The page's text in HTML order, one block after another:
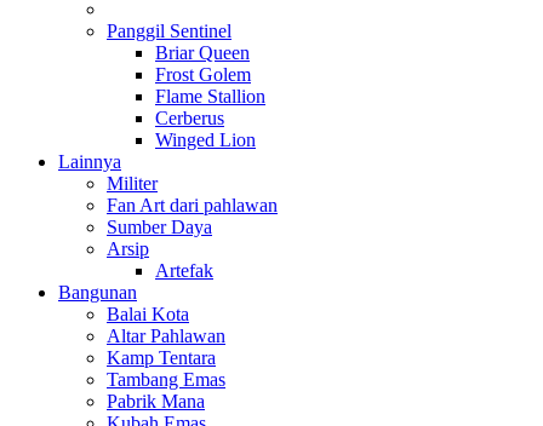
Panggil Sentinel
Briar Queen
Frost Golem
Flame Stallion
Cerberus
Winged Lion
Lainnya
Militer
Fan Art dari pahlawan
Sumber Daya
Arsip
Artefak
Bangunan
Balai Kota
Altar Pahlawan
Kamp Tentara
Tambang Emas
Pabrik Mana